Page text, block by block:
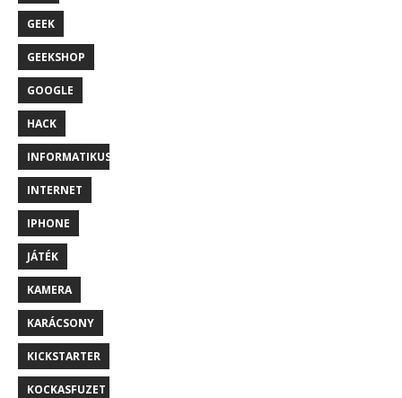
GEEK
GEEKSHOP
GOOGLE
HACK
INFORMATIKUS
INTERNET
IPHONE
JÁTÉK
KAMERA
KARÁCSONY
KICKSTARTER
KOCKASFUZET